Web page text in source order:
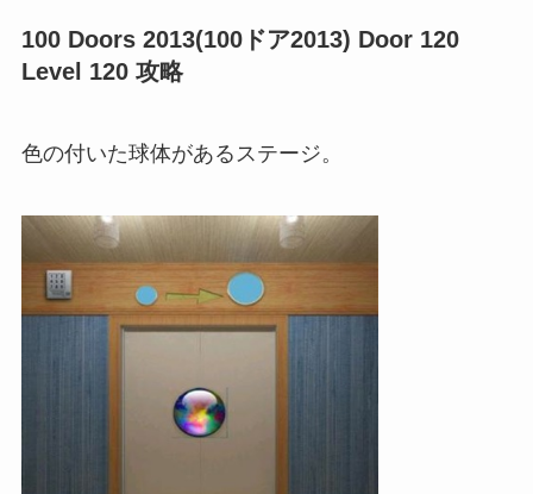
100 Doors 2013(100ドア2013) Door 120
Level 120 攻略
色の付いた球体があるステージ。